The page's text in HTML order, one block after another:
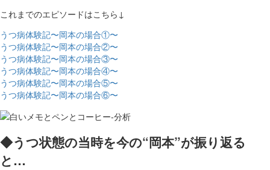
これまでのエピソードはこちら↓
うつ病体験記〜岡本の場合①〜
うつ病体験記〜岡本の場合②〜
うつ病体験記〜岡本の場合③〜
うつ病体験記〜岡本の場合④〜
うつ病体験記〜岡本の場合⑤〜
うつ病体験記〜岡本の場合⑥〜
◆うつ状態の当時を今の“岡本”が振り返る
と…